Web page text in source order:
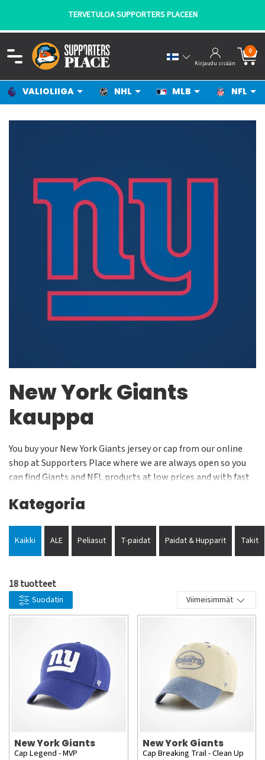
- KANNATTAJILTA KANNATTAJILLE!
Kirjaudu sisään
0
VALIOLIIGA NHL MLB NFL
New York Giants
kauppa
You buy your New York Giants jersey or cap from our online
shop at Supporters Place where we are always open so you
can find Giants and NFL products at low prices and with fast
range and get even better. We do this because we love
New York Giants hat from our NFL shop. Products of the
absolute highest quality from well-known brands such as
caps, hats and sweaters. All with really good quality.
Kategoria
Kaikki ALE Peliasut T-paidat Paidat & Hupparit Takit
18 tuotteet
Suodatin Viimeisimmät
New York Giants
Cap Legend - MVP
New York Giants
Cap Breaking Trail - Clean Up